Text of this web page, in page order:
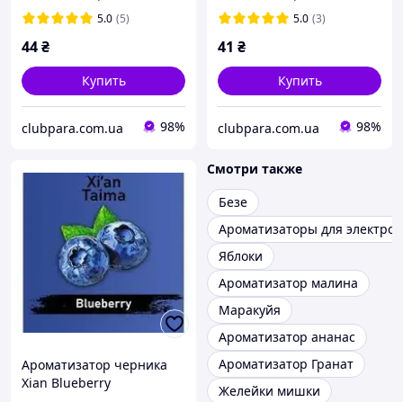
5.0 (5)
44₴
Купить
clubpara.com.ua 98%
5.0 (3)
41 ₴
Купить
clubpara.com.ua 98%
Ароматизатор черника
Xian Blueberry
Смотри также
Безе
Ароматизаторы для
Яблоки
Ароматизатор малина
Маракуйя
Ароматизатор ананас
Ароматизатор Гранат
Желейки мишки